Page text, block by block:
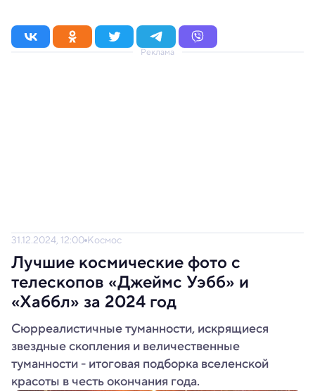
Реклама
31.12.2024, 12:00 Космос
Лучшие космические фото с
телескопов «Джеймс Уэбб» и
«Хаббл» за 2024 год
Сюрреалистичные туманности, искрящиеся
звездные скопления и величественные
туманности - итоговая подборка вселенской
красоты в честь окончания года.